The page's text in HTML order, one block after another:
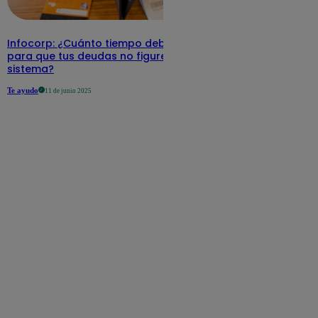
Infocorp: ¿Cuánto tiempo debe pasar
para que tus deudas no figuren en su
sistema?
Te ayudo 11 de junio 2025